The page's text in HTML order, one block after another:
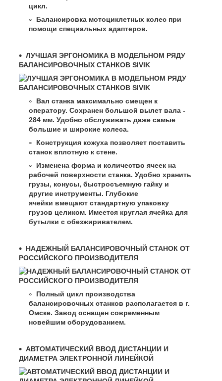
цикл.
Балансировка мотоциклетных колес при
помощи специальных адаптеров.
ЛУЧШАЯ ЭРГОНОМИКА В МОДЕЛЬНОМ РЯДУ
БАЛАНСИРОВОЧНЫХ СТАНКОВ SIVIK
Вал станка максимально смещен к
оператору. Сохранен большой вылет вала -
284 мм. Удобно обслуживать даже самые
большие и широкие колеса.
Конструкция кожуха позволяет поставить
станок вплотную к стене.
Изменена форма и количество ячеек на
рабочей поверхности станка. Удобно хранить
грузы, конусы, быстросъемную гайку и
другие инструменты. Глубокие
ячейки вмещают стандартную упаковку
грузов целиком. Имеется круглая ячейка для
бутылки с обезжиривателем.
НАДЕЖНЫЙ БАЛАНСИРОВОЧНЫЙ СТАНОК ОТ
РОССИЙСКОГО ПРОИЗВОДИТЕЛЯ
Полный цикл производства
балансировочных станков располагается в г.
Омске. Завод оснащен современным
новейшим оборудованием.
АВТОМАТИЧЕСКИЙ ВВОД ДИСТАНЦИИ И
ДИАМЕТРА ЭЛЕКТРОННОЙ ЛИНЕЙКОЙ